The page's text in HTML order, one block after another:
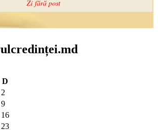
D
2
9
16
23